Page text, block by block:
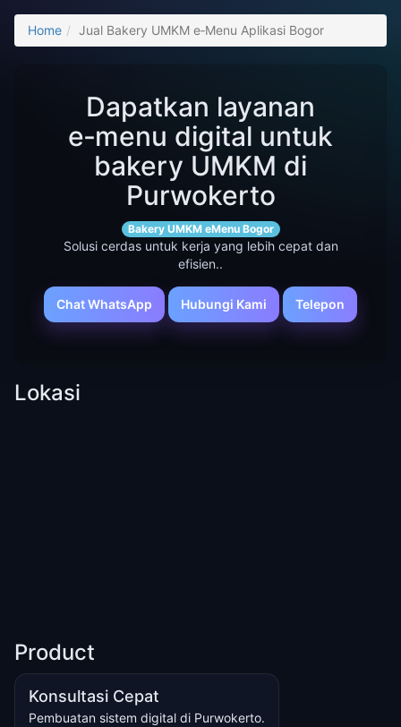
Home Jual Bakery UMKM e‑Menu Aplikasi Bogor
Dapatkan layanan
e‑menu digital untuk
bakery UMKM di
Purwokerto
Bakery UMKM eMenu Bogor
Solusi cerdas untuk kerja yang lebih cepat dan
efisien..
Chat WhatsApp Hubungi Kami Telepon
Lokasi
Product
Konsultasi Cepat
Pembuatan sistem digital di Purwokerto.